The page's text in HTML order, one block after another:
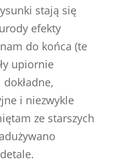
stają się
efekty
do końca (te
upiornie
i niezwykle
ze starszych